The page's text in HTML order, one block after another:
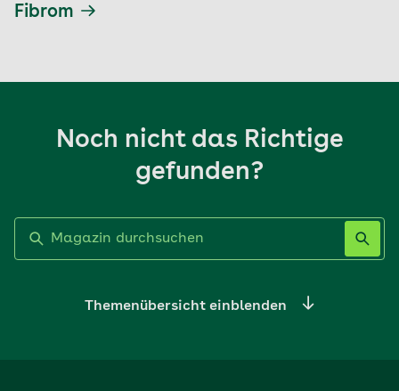
Fibrom
Noch nicht das Richtige
gefunden?
Themenübersicht einblenden